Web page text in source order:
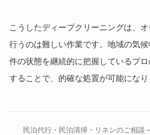
こうしたディープクリーニングは、
行うのは難しい作業です。地域の気
件の状態を継続的に把握しているプ
することで、的確な処置が可能になり
民泊代行・民泊清掃・リネンのご相談